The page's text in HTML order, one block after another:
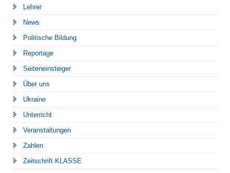
Lehrer
News
Politische Bildung
Reportage
Seiteneinsteiger
Über uns
Ukraine
Unterricht
Veranstaltungen
Zahlen
Zeitschrift KLASSE